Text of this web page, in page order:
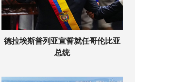
德拉埃斯普列亚宣誓就任哥伦比亚
总统